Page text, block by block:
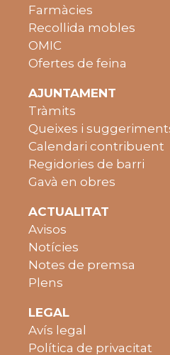
Farmàcies
Recollida mobles
OMIC
Ofertes de feina
AJUNTAMENT
Tràmits
Queixes i
Calendari contribuent
Regidories de barri
Gavà en obres
ACTUALITAT
Avisos
Notícies
Notes de premsa
Plens
LEGAL
Avís legal
Política de privacitat